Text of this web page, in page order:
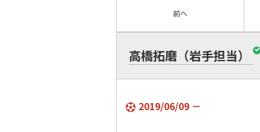
前へ
高橋拓磨（岩手担当）
2019/06/09 －